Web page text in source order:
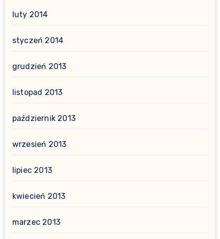
luty 2014
styczeń 2014
grudzień 2013
listopad 2013
październik 2013
wrzesień 2013
lipiec 2013
kwiecień 2013
marzec 2013